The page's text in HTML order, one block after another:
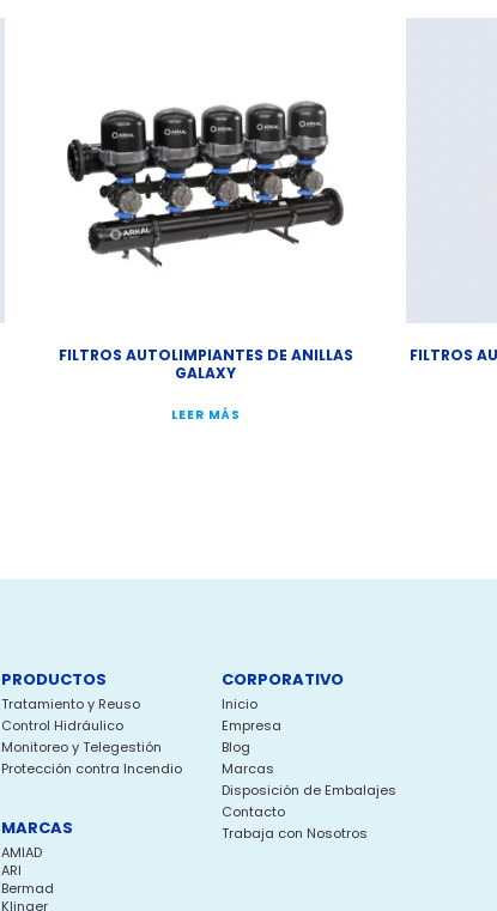
FILTROS AUTOLIMPIANTES DE ANILLAS
GALAXY
LEER MÁS
FILTROS
PRODUCTOS
Tratamiento y Reuso
Control Hidráulico
Monitoreo y Telegestión
Protección contra Incendio
MARCAS
AMIAD
ARI
Bermad
Klinger
CORPORATIVO
Inicio
Empresa
Blog
Marcas
Disposición de Embalajes
Contacto
Trabaja con Nosotros